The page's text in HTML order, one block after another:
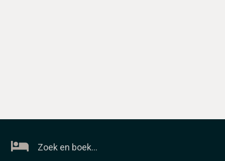
Zoek en boek…